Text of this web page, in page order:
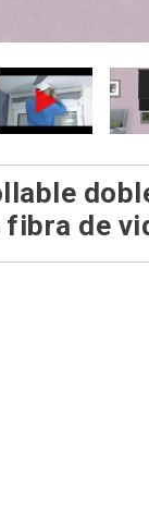
fibra de